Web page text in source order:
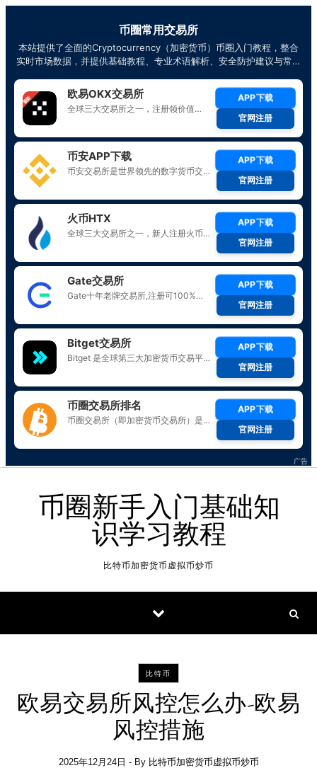
币圈新手入门基础知
识学习教程
比特币加密货币虚拟币炒币
比特币
欧易交易所风控怎么办-欧易
风控措施
2025年12月24日 - By 比特币加密货币虚拟币炒币